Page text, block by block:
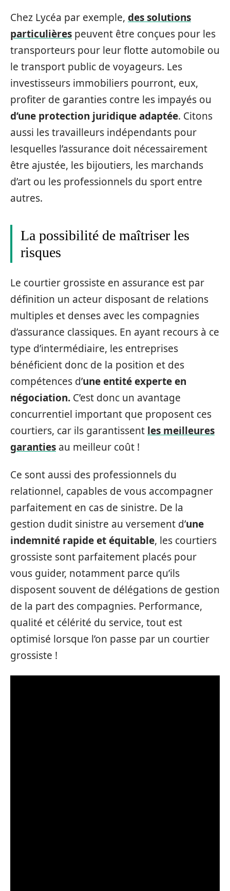
Chez Lycéa par exemple, des solutions
particulières peuvent être conçues pour les
transporteurs pour leur flotte automobile ou
le transport public de voyageurs. Les
investisseurs immobiliers pourront, eux,
profiter de garanties contre les impayés ou
d’une protection juridique adaptée. Citons
aussi les travailleurs indépendants pour
lesquelles l’assurance doit nécessairement
être ajustée, les bijoutiers, les marchands
d’art ou les professionnels du sport entre
autres.
La possibilité de maîtriser les
risques
Le courtier grossiste en assurance est par
définition un acteur disposant de relations
multiples et denses avec les compagnies
d’assurance classiques. En ayant recours à ce
type d’intermédiaire, les entreprises
bénéficient donc de la position et des
compétences d’une entité experte en
négociation. C’est donc un avantage
concurrentiel important que proposent ces
courtiers, car ils garantissent les meilleures
garanties au meilleur coût !
Ce sont aussi des professionnels du
relationnel, capables de vous accompagner
parfaitement en cas de sinistre. De la
gestion dudit sinistre au versement d’une
indemnité rapide et équitable, les courtiers
grossiste sont parfaitement placés pour
vous guider, notamment parce qu’ils
disposent souvent de délégations de gestion
de la part des compagnies. Performance,
qualité et célérité du service, tout est
optimisé lorsque l’on passe par un courtier
grossiste !